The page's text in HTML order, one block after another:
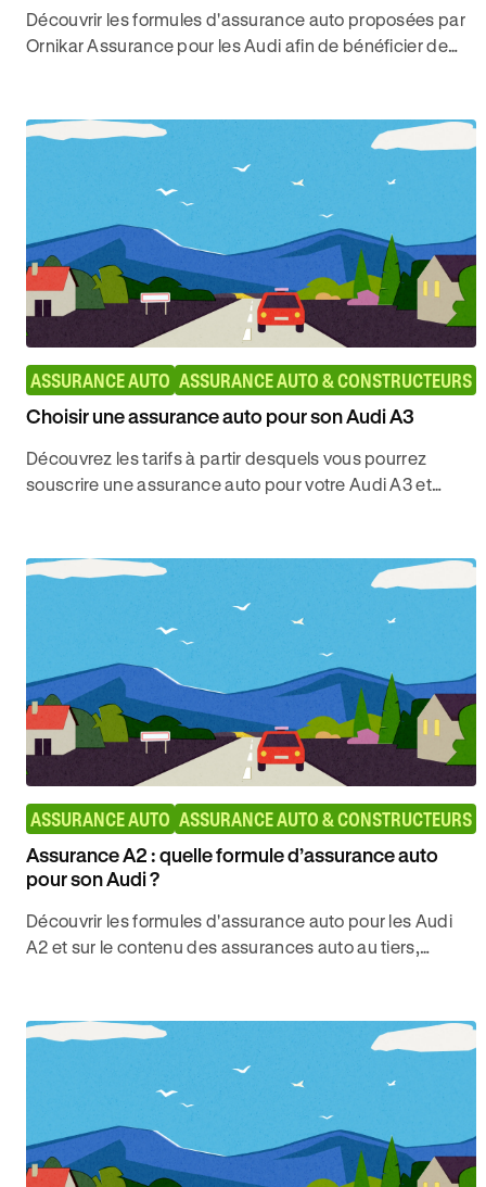
Découvrir les formules d'assurance auto proposées par
Ornikar Assurance pour les Audi afin de bénéficier de
ASSURANCE AUTO ASSURANCE AUTO & CONSTRUCTEURS
Choisir une assurance auto pour son Audi A3
Découvrez les tarifs à partir desquels vous pourrez
souscrire une assurance auto pour votre Audi A3 et
ASSURANCE AUTO ASSURANCE AUTO & CONSTRUCTEURS
Assurance A2 : quelle formule d’assurance auto
pour son Audi ?
Découvrir les formules d'assurance auto pour les Audi
A2 et sur le contenu des assurances auto au tiers,